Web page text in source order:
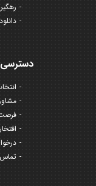
دسترسی
تماس